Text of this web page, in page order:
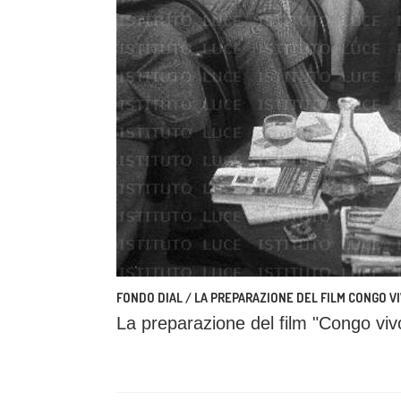
FONDO DIAL / LA PREPARAZIONE DEL FILM CONGO
La preparazione del film "Congo